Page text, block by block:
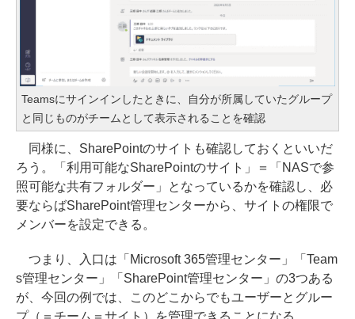
Teamsにサインインしたときに、自分が所属していたグループ
と同じものがチームとして表示されることを確認
同様に、SharePointのサイトも確認しておくといいだ
ろう。「利用可能なSharePointのサイト」＝「NASで参
照可能な共有フォルダー」となっているかを確認し、必
要ならばSharePoint管理センターから、サイトの権限で
メンバーを設定できる。
つまり、入口は「Microsoft 365管理センター」「Team
s管理センター」「SharePoint管理センター」の3つある
が、今回の例では、このどこからでもユーザーとグルー